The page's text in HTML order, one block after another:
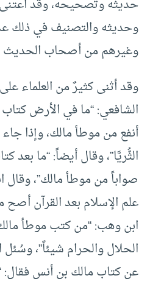
حديثه وتصحيحه، وقد اعتنى
وحديثه والتصنيف في ذلك
وغيرهم من أصحاب الحديث
وقد أثنى كثيرٌ من العلماء
الشافعي: “ما في الأرض
أنفع من موطأ مالك، وإذا
الثُّريَّا”، وقال أيضاً: “ما بعد
صواباً من موطأ مالك”، وقال
علم الإسلام بعد القرآن
ابن وهب: “من كتب موطأ
الحلال والحرام شيئاً”، وسُئل
عن كتاب مالك بن أنس فقال: